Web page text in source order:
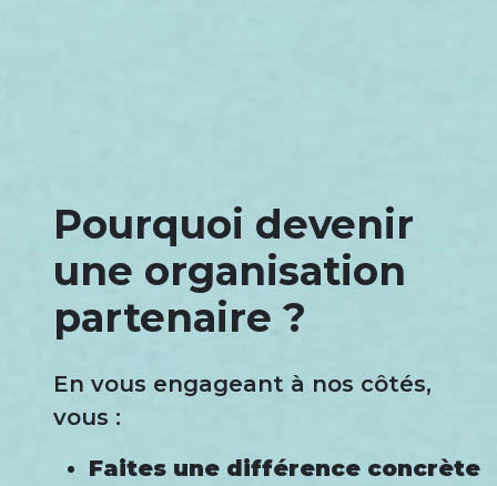
Pourquoi devenir
une organisation
partenaire ?
En vous engageant à nos côtés,
vous :
Faites une différence concrète